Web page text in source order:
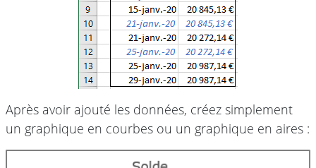
Après avoir ajouté les données, créez simplement
un graphique en courbes ou un graphique en aires :